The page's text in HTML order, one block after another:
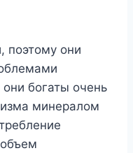
поэтому они
богаты очень
минералом